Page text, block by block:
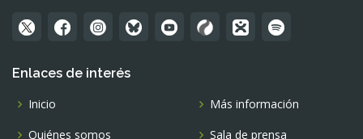
Enlaces de interés
Inicio
Quiénes somos
Más información
Sala de prensa